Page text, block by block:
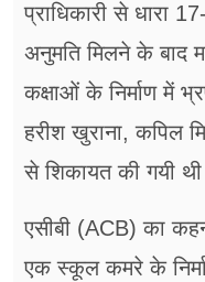
प्राधिकारी से धारा
अनुमति मिलने के बाद
कक्षाओं के निर्माण में
हरीश खुराना, कपिल
से शिकायत की गयी
एसीबी (ACB) का
एक स्कूल कमरे के